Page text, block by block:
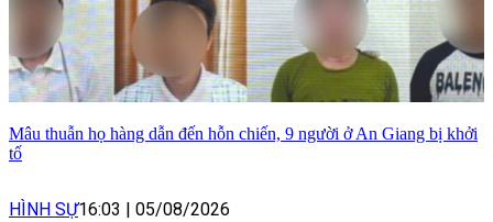
Mâu thuẫn họ hàng dẫn đến hỗn chiến, 9 người ở An Giang bị khởi
tố
HÌNH SỰ16:03 05/08/2026